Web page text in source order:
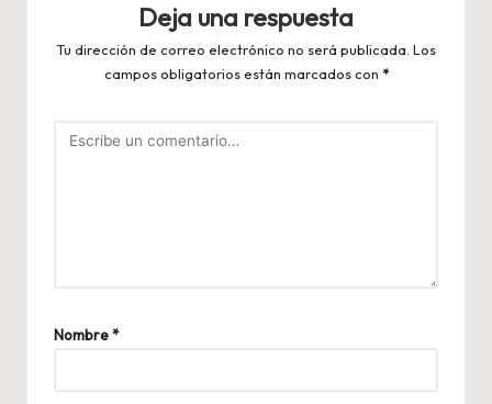
Deja una respuesta
Tu dirección de correo electrónico no será publicada. Los
campos obligatorios están marcados con *
Nombre*